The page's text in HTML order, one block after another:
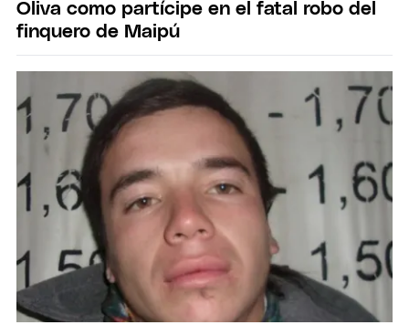
Oliva como partícipe en el fatal robo del
finquero de Maipú